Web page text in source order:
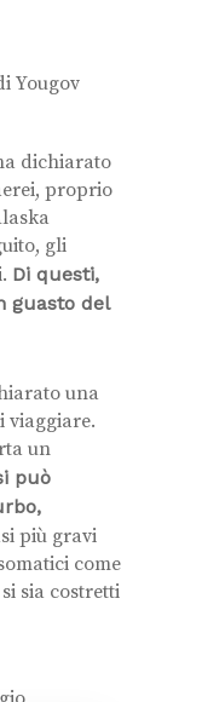
dichiarato
proprio
gli
Di questi,
guasto del
una
viaggiare.
un
può
più gravi
come
sia costretti